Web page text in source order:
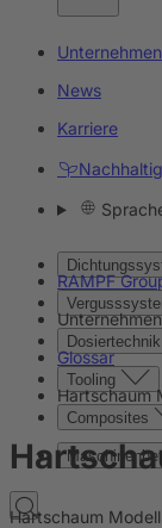
Unternehmen
News
Karriere
Dosiertechnik
Tooling
Composites
RAMPF
Unternehmen
Glossar
Hartschaum
Hartschaum